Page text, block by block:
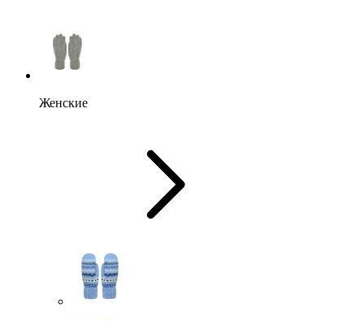
Женские